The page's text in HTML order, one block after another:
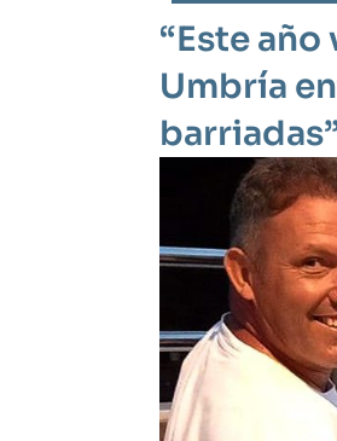
“Este
Umbría